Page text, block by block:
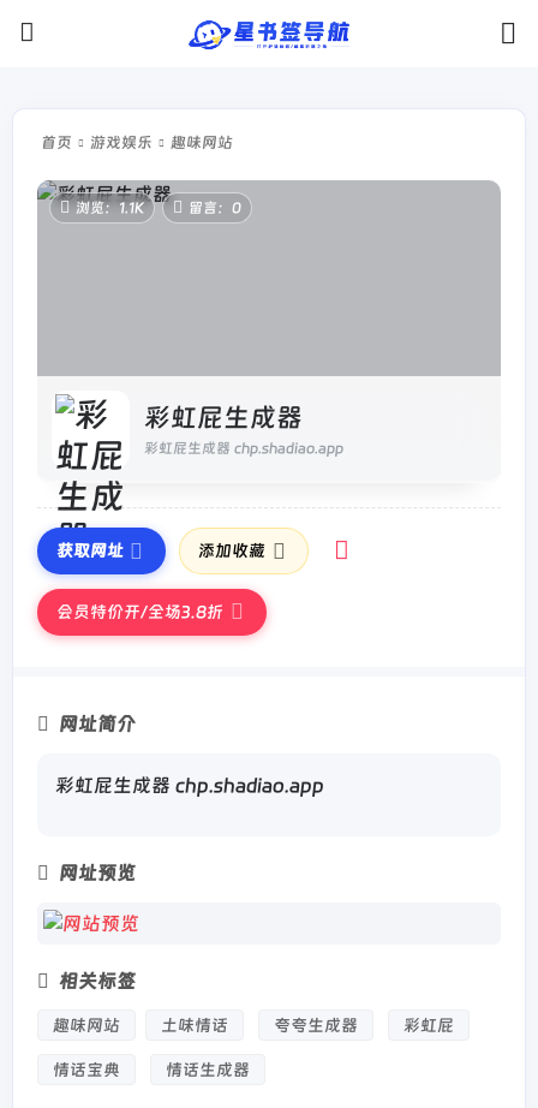
首页 游戏娱乐 趣味网站
浏览：1.1K 留言：0
彩虹屁生成器
彩虹屁生成器 chp.shadiao.app
获取网址 添加收藏
会员特价开/全场3.8折
网址简介
彩虹屁生成器 chp.shadiao.app
网址预览
相关标签
趣味网站 土味情话 夸夸生成器 彩虹屁
情话宝典 情话生成器